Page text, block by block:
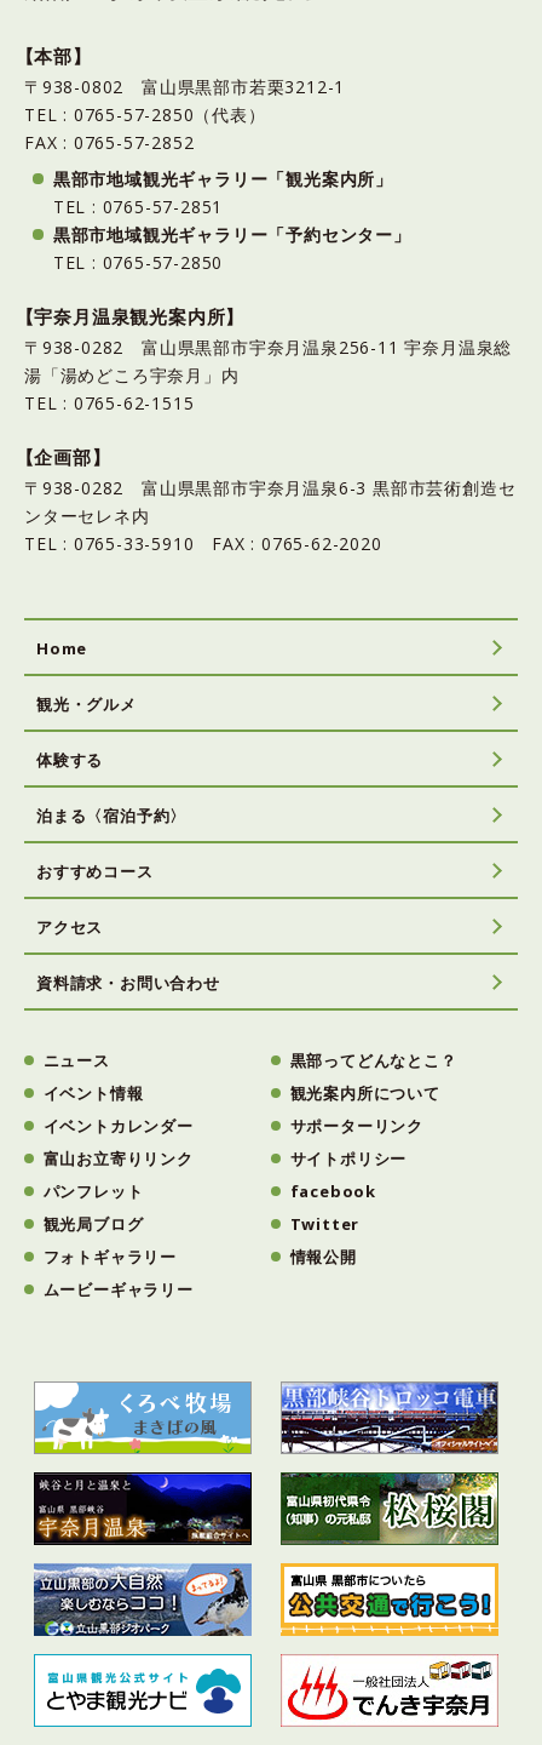
【本部】
〒938-0802 富山県黒部市若栗3212-1
TEL : 0765-57-2850（代表）
FAX : 0765-57-2852
黒部市地域観光ギャラリー「観光案内所」
TEL : 0765-57-2851
黒部市地域観光ギャラリー「予約センター」
TEL : 0765-57-2850
【宇奈月温泉観光案内所】
〒938-0282 富山県黒部市宇奈月温泉256-11 宇奈月温泉総
湯「湯めどころ宇奈月」内
TEL : 0765-62-1515
【企画部】
〒938-0282 富山県黒部市宇奈月温泉6-3 黒部市芸術創造セ
ンターセレネ内
TEL : 0765-33-5910 FAX : 0765-62-2020
Home
観光・グルメ
体験する
泊まる〈宿泊予約〉
おすすめコース
アクセス
資料請求・お問い合わせ
ニュース
イベント情報
イベントカレンダー
富山お立寄りリンク
パンフレット
観光局ブログ
フォトギャラリー
ムービーギャラリー
黒部ってどんなとこ？
観光案内所について
サポーターリンク
サイトポリシー
facebook
Twitter
情報公開